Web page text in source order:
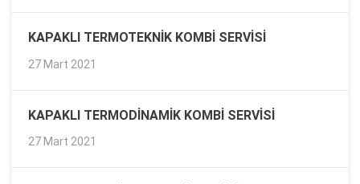
KAPAKLI TERMOTEKNIK KOMBI SERVISI
27 Mart 2021
KAPAKLI TERMODINAMIK KOMBI SERVISI
27 Mart 2021